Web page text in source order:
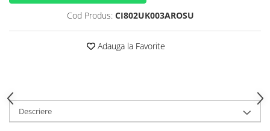
Cod Produs: CI802UK003AROSU
Adauga la Favorite
Descriere